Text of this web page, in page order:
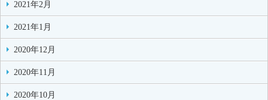
2021年2月
2021年1月
2020年12月
2020年11月
2020年10月